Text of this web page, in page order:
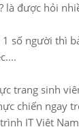
là được hỏi
số người thì
trang sinh
chiến ngay
IT Việt